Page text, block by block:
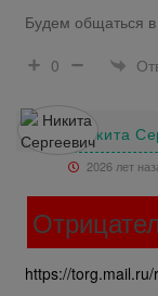
Будем общаться
0
Никита
2026 лет
https://